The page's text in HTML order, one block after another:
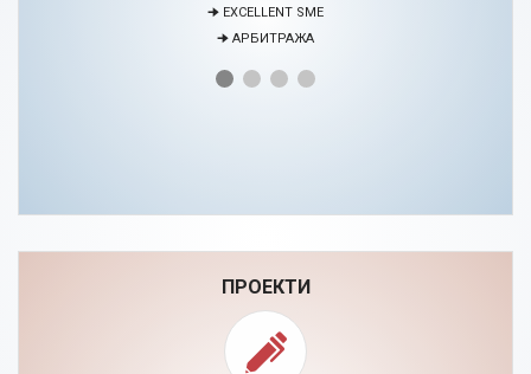
🠊 ПРОЕКТИ
🠊 ЦЕНТАР ЗА ЕДУКАЦИЈА И РАЗВОЈ НА ЧОВЕЧКИ РЕСУРСИ
ПРОЕКТИ